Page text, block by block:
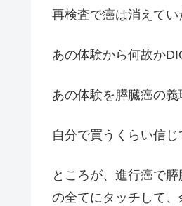
再検査で癌は消えてい
あの体験から何故か
あの体験を膵臓癌の義
自分で買うくらい信
ところが、進行癌で
の全てにタッチして、